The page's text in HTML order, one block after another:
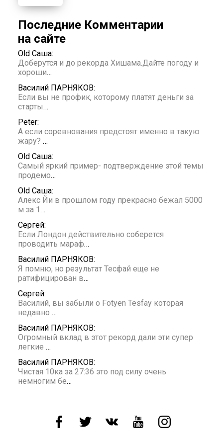
Последние Комментарии
на сайте
Old Саша:
Доберутся и до рекорда Хишама.Дайте погоду и
хороши…
Василий ПАРНЯКОВ:
Если вы не профик, которому платят деньги за
старты…
Peter:
А если соревнования предстоят именно в такую
жару? …
Old Саша:
Самый яркий пример- подтверждение этой темы
продемо…
Old Саша:
Алекс Йи в прошлом году прекрасно бежал 5000
м за 1…
Сергей:
Если Лондон действительно соберется
проводить мараф…
Василий ПАРНЯКОВ:
Я помню, но результат Тесфай еще не
ратифицирован в…
Сергей:
Василий, вы забыли о Fotyen Tesfay которая
недавно …
Василий ПАРНЯКОВ:
Огромный вклад в этот рекорд дали эти супер
легкие …
Василий ПАРНЯКОВ:
Чистая 10ка за 27:36 это под силу очень
немногим бе…